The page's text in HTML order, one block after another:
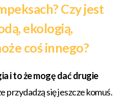
Czy jest
ekologią,
coś innego?
i to że mogę dać drugie
przydadzą się jeszcze komuś.